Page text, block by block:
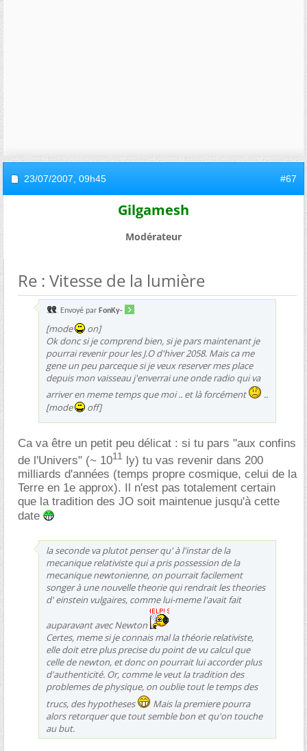
23/07/2007, 09h45 #67
Gilgamesh
Modérateur
Re : Vitesse de la lumière
Envoyé par FonKy-
[mode
on]
Ok donc si je comprend bien, si je pars maintenant je
pourrai revenir pour les J.O d'hiver 2058. Mais ca me
gene un peu parceque si je veux reserver mes place
depuis mon vaisseau j'enverrai une onde radio qui va
arriver en meme temps que moi .. et là forcément
..
[mode
off]
Ca va être un petit peu délicat : si tu pars "aux confins
de l'Univers" (~ 1011 ly) tu vas revenir dans 200
milliards d'années (temps propre cosmique, celui de la
Terre en 1e approx). Il n'est pas totalement certain
que la tradition des JO soit maintenue jusqu'à cette
date
la seconde va plutot penser qu' à l'instar de la
mecanique relativiste qui a pris possession de la
mecanique newtonienne, on pourrait facilement
songer à une nouvelle theorie qui rendrait les theories
d' einstein vulgaires, comme lui-meme l'avait fait
auparavant avec Newton
Certes, meme si je connais mal la théorie relativiste,
elle doit etre plus precise du point de vu calcul que
celle de newton, et donc on pourrait lui accorder plus
d'authenticité. Or, comme le veut la tradition des
problemes de physique, on oublie tout le temps des
trucs, des hypotheses
Mais la premiere pourra
alors retorquer que tout semble bon et qu'on touche
au but.